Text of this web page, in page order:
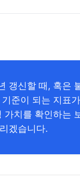
갱신할 때, 혹은
준이 되는 지표
치를 확인하는
겠습니다.